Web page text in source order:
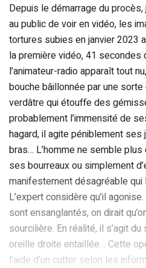
Depuis le démarrage du procès,
au public de voir en vidéo, les
tortures subies en janvier 2023
la première vidéo, 41 secondes
l’animateur-radio apparaît tout
bouche bâillonnée par une
verdâtre qui étouffe des
probablement l’immensité de
hagard, il agite péniblement
bras… L’homme ne semble plus
ses bourreaux ou simplement
manifestement désagréable qui
L’expert considère qu’il
sont ensanglantés, on dirait
sourcilière. En réalité, il s’agit
oreille droite entaillée… Cette
l’aide d’un cutter selon les